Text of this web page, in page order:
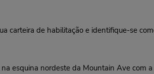
carteira de habilitação e identifique-se
esquina nordeste da Mountain Ave